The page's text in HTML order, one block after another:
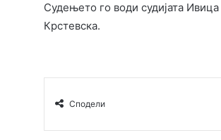
Судењето го води судијата
Крстевска.
Сподели